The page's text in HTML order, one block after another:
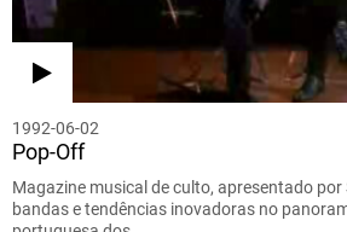
1992-06-02
Pop-Off
Magazine musical de culto, apresentado
bandas e tendências inovadoras no